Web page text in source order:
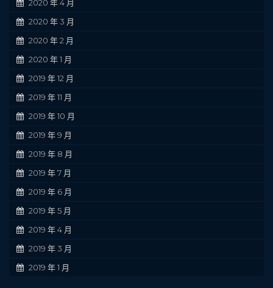
2020 年 4 月
2020 年 3 月
2020 年 2 月
2020 年 1 月
2019 年 12 月
2019 年 11 月
2019 年 10 月
2019 年 9 月
2019 年 8 月
2019 年 7 月
2019 年 6 月
2019 年 5 月
2019 年 4 月
2019 年 3 月
2019 年 1 月